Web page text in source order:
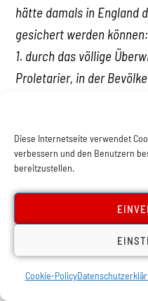
Diese Internetseite verwendet
verbessern und den Benutzern
bereitzustellen.
Cookie-Policy
hätte damals in England
gesichert werden können:
1. durch das völlige
Proletarier, in der
rasche Erfolge des
Landarbeitern hoffen
2. durch die
Proletariats in den
damals in dieser Hinsicht
3. durch das
Proletariats, das durch